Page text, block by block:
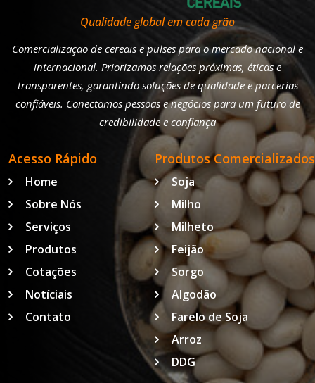
Qualidade global em cada grão
Comercialização de cereais e pulses para o mercado nacional e
internacional. Priorizamos relações próximas, éticas e
transparentes, garantindo soluções de qualidade e parcerias
confiáveis. Conectamos pessoas e negócios para um futuro de
credibilidade e confiança
Acesso Rápido
Home
Sobre Nós
Serviços
Produtos
Cotações
Notíciais
Contato
Produtos Comercializados
Soja
Milho
Milheto
Feijão
Sorgo
Algodão
Farelo de Soja
Arroz
DDG